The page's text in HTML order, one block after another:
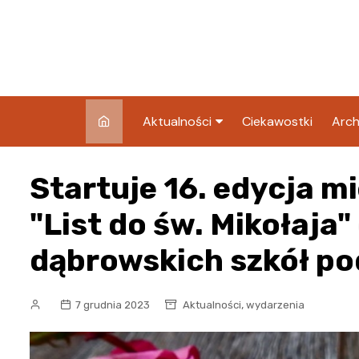
Aktualności
Blog
Ciekawostki
Startuje 16. edycja
"List do św.
dąbrowskich szkół
7 grudnia 2023 Aktualności, wydarzenia